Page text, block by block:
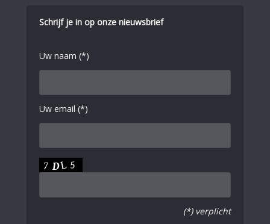
Schrijf je in op onze nieuwsbrief
Uw naam (*)
Uw email (*)
(*) verplicht